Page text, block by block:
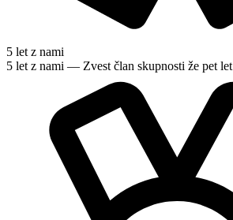
5 let z nami
5 let z nami — Zvest član skupnosti že pet let